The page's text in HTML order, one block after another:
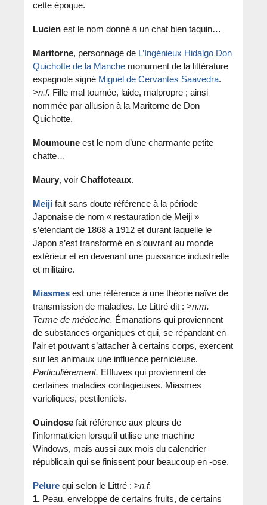
cette époque.
Lucien est le nom donné à un chat bien taquin…
Maritorne, personnage de L’Ingénieux Hidalgo Don
Quichotte de la Manche monument de la littérature
espagnole signé Miguel de Cervantes Saavedra.
>n.f. Fille mal tournée, laide, malpropre ; ainsi
nommée par allusion à la Maritorne de Don
Quichotte.
Moumoune est le nom d’une charmante petite
chatte…
Maury, voir Chaffoteaux.
Meiji fait sans doute référence à la période
Japonaise de nom « restauration de Meiji »
s’étendant de 1868 à 1912 et durant laquelle le
Japon s’est transformé en s’ouvrant au monde
extérieur et en devenant une puissance industrielle
et militaire.
Miasmes est une référence à une théorie naïve de
transmission de maladies. Le Littré dit : >n.m.
Terme de médecine. Émanations qui proviennent
de substances organiques et qui, se répandant en
l’air et pouvant s’attacher à certains corps, exercent
sur les animaux une influence pernicieuse.
Particulièrement. Effluves qui proviennent de
certaines maladies contagieuses. Miasmes
varioliques, pestilentiels.
Ouindose fait référence aux pleurs de
l’informaticien lorsqu’il utilise une machine
Windows, mais aussi aux mois du calendrier
républicain qui se finissent pour beaucoup en -ose.
Pelure qui selon le Littré : >n.f.
1. Peau, enveloppe de certains fruits, de certains